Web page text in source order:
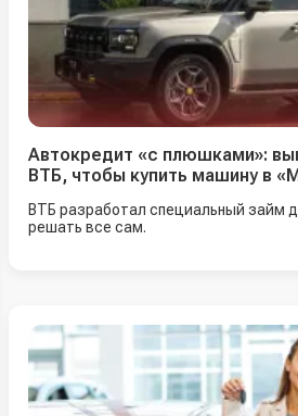
Автокредит «с плюшками»:
ВТБ, чтобы купить машину в
ВТБ разработал специальный займ
решать все сам.